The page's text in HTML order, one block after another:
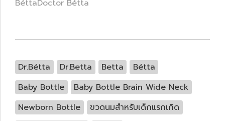
BéttaDoctor Bétta
Dr.Bétta Dr.Betta Betta
Bétta
Baby Bottle
Baby Bottle Brain Wide Neck
Newborn Bottle
ขวดนมสำหรับเด็กแรกเกิด